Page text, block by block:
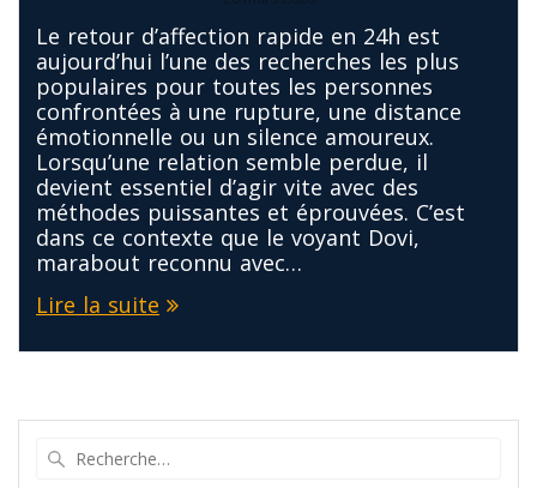
Le retour d’affection rapide en 24h est
aujourd’hui l’une des recherches les plus
populaires pour toutes les personnes
confrontées à une rupture, une distance
émotionnelle ou un silence amoureux.
Lorsqu’une relation semble perdue, il
devient essentiel d’agir vite avec des
méthodes puissantes et éprouvées. C’est
dans ce contexte que le voyant Dovi,
marabout reconnu avec…
Lire la suite